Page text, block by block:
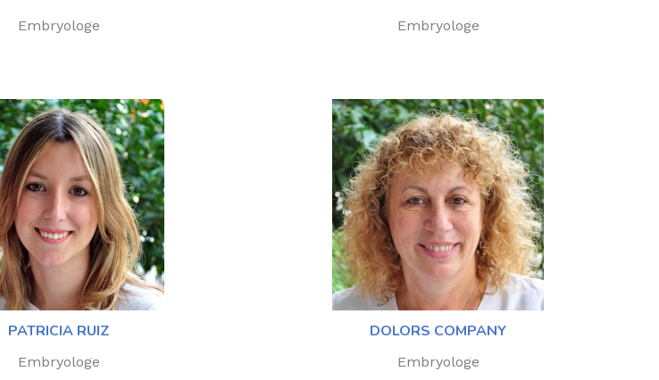
Embryologe Embryologe
PATRICIA RUIZ
Embryologe
DOLORS COMPANY
Embryologe